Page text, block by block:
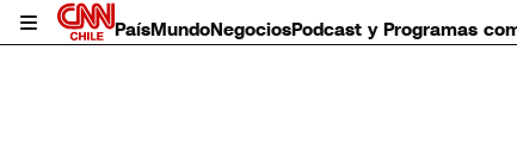
PaísMundoNegociosPodcast y Programas